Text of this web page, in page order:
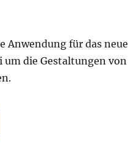
Anwendung für das neue
um die Gestaltungen von